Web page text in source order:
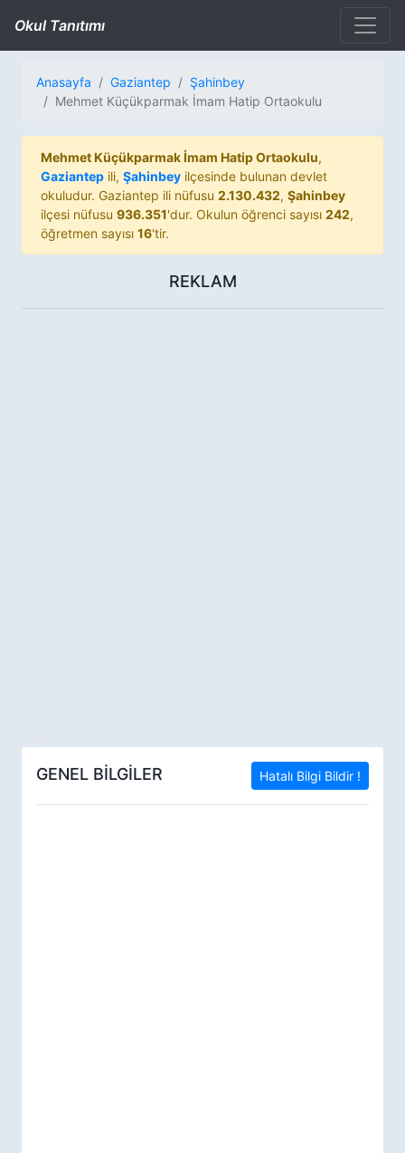
Okul Tanıtımı
Anasayfa Gaziantep
Şahinbey
Mehmet Küçükparmak İmam Hatip Ortaokulu
Mehmet Küçükparmak İmam Hatip Ortaokulu,
Gaziantep ili, Şahinbey ilçesinde bulunan devlet
okuludur. Gaziantep ili nüfusu 2.130.432, Şahinbey
ilçesi nüfusu 936.351'dur. Okulun öğrenci sayısı 242,
öğretmen sayısı 16'tir.
REKLAM
GENEL BİLGİLER Hatalı Bilgi Bildir !